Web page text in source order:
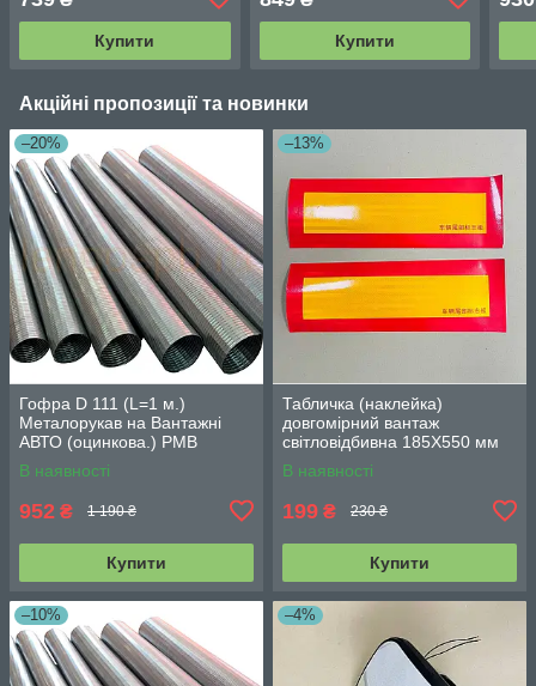
5320-3929010
Купити
BAR Made in Italy 02897
Купити
Акційні пропозиції та новинки
–20%
Гофра D 111 (L=1 м.)
Металорукав на Вантажні
АВТО (оцинкова.) РМВ
110х1000
В наявності
952 ₴ 1 190 ₴
Купити
–13%
Табличка (наклейка)
довгомірний вантаж
світловідбивна 185Х550 мм
(ціна за пару) 8756975
В наявності
199 ₴ 230 ₴
Купити
–10% –4%